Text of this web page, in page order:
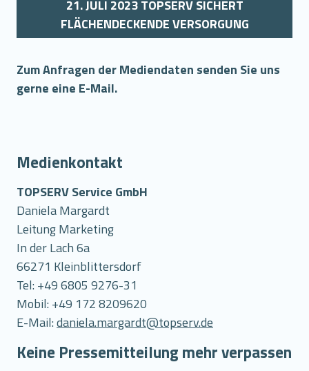
21. JULI 2023 TOPSERV SICHERT
FLÄCHENDECKENDE VERSORGUNG
Zum Anfragen der Mediendaten senden Sie uns
gerne eine E-Mail.
Medienkontakt
TOPSERV Service GmbH
Daniela Margardt
Leitung Marketing
In der Lach 6a
66271 Kleinblittersdorf
Tel: +49 6805 9276-31
Mobil: +49 172 8209620
E-Mail:daniela.margardt@topserv.de
Keine Pressemitteilung mehr verpassen